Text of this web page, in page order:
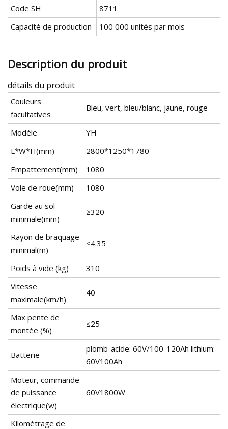
Code SH
8711
Capacité de production
100 000 unités par mois
Description du produit
détails du produit
Couleurs
facultatives
Bleu, vert, bleu/blanc, jaune, rouge
Modèle
YH
L*W*H(mm)
2800*1250*1780
Empattement(mm)
1080
Voie de roue(mm)
1080
Garde au sol
minimale(mm)
≥320
Rayon de braquage
minimal(m)
≤4.35
Poids à vide (kg)
310
Vitesse
maximale(km/h)
40
Max pente de
montée (%)
≤25
Batterie
plomb-acide: 60V/100-120Ah lithium:
60V100Ah
Moteur, commande
de puissance
électrique(w)
60V1800W
Kilométrage de